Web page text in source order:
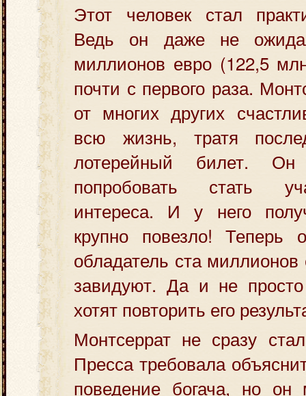
Этот человек стал
Ведь он даже не
миллионов евро (122,5
почти с первого раза.
от многих других
всю жизнь, тратя
лотерейный билет.
попробовать стать
интереса. И у него
крупно повезло! Теперь
обладатель ста
завидуют. Да и не
хотят повторить его
Монтсеррат не сразу
Пресса требовала
поведение богача, но